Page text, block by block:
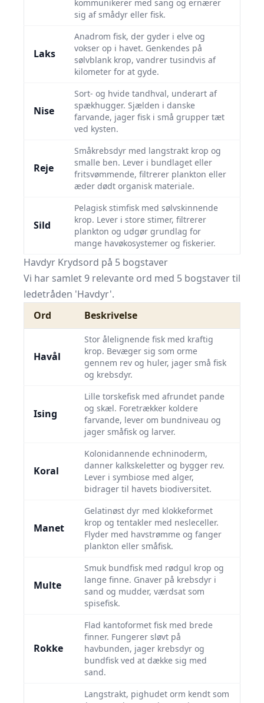
kommunikerer med sang og ernærer
sig af smådyr eller fisk.
Laks
Anadrom fisk, der gyder i elve og
vokser op i havet. Genkendes på
sølvblank krop, vandrer tusindvis af
kilometer for at gyde.
Nise
Sort- og hvide tandhval, underart af
spækhugger. Sjælden i danske
farvande, jager fisk i små grupper tæt
ved kysten.
Reje
Småkrebsdyr med langstrakt krop og
smalle ben. Lever i bundlaget eller
fritsvømmende, filtrerer plankton eller
æder dødt organisk materiale.
Sild
Pelagisk stimfisk med sølvskinnende
krop. Lever i store stimer, filtrerer
plankton og udgør grundlag for
mange havøkosystemer og fiskerier.
Havdyr Krydsord på 5 bogstaver
Vi har samlet 9 relevante ord med 5 bogstaver til
ledetråden 'Havdyr'.
Ord
Beskrivelse
Havål
Stor ålelignende fisk med kraftig
krop. Bevæger sig som orme
gennem rev og huler, jager små fisk
og krebsdyr.
Ising
Lille torskefisk med afrundet pande
og skæl. Foretrækker koldere
farvande, lever om bundniveau og
jager småfisk og larver.
Koral
Kolonidannende echninoderm,
danner kalkskeletter og bygger rev.
Lever i symbiose med alger,
bidrager til havets biodiversitet.
Manet
Gelatinøst dyr med klokkeformet
krop og tentakler med nesleceller.
Flyder med havstrømme og fanger
plankton eller småfisk.
Multe
Smuk bundfisk med rødgul krop og
lange finne. Gnaver på krebsdyr i
sand og mudder, værdsat som
spisefisk.
Rokke
Flad kantoformet fisk med brede
finner. Fungerer sløvt på
havbunden, jager krebsdyr og
bundfisk ved at dække sig med
sand.
Langstrakt, pighudet orm kendt som